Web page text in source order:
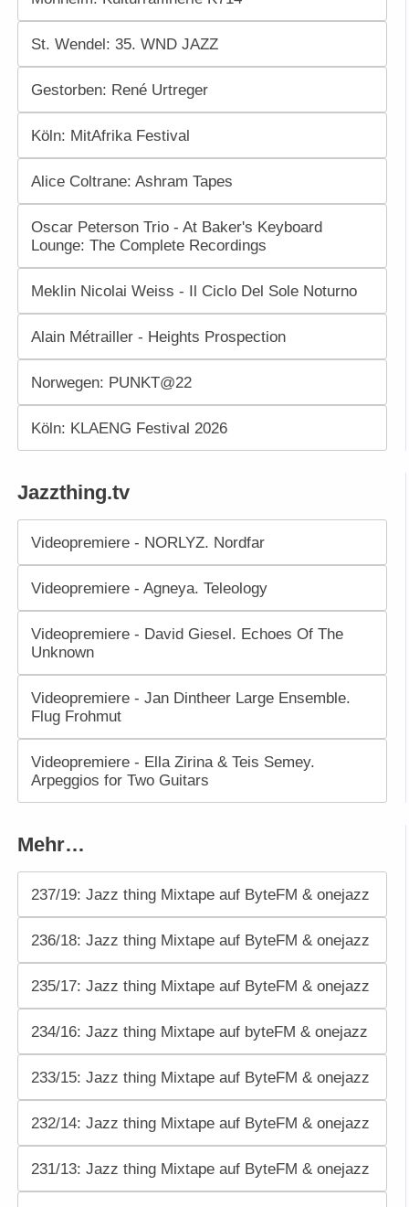
St. Wendel: 35. WND JAZZ
Gestorben: René Urtreger
Köln: MitAfrika Festival
Alice Coltrane: Ashram Tapes
Oscar Peterson Trio - At Baker's Keyboard
Lounge: The Complete Recordings
Meklin Nicolai Weiss - Il Ciclo Del Sole Noturno
Alain Métrailler - Heights Prospection
Norwegen: PUNKT@22
Köln: KLAENG Festival 2026
Jazzthing.tv
Videopremiere - NORLYZ. Nordfar
Videopremiere - Agneya. Teleology
Videopremiere - David Giesel. Echoes Of The
Unknown
Videopremiere - Jan Dintheer Large Ensemble.
Flug Frohmut
Videopremiere - Ella Zirina & Teis Semey.
Arpeggios for Two Guitars
Mehr…
237/19: Jazz thing Mixtape auf ByteFM & onejazz
236/18: Jazz thing Mixtape auf ByteFM & onejazz
235/17: Jazz thing Mixtape auf ByteFM & onejazz
234/16: Jazz thing Mixtape auf byteFM & onejazz
233/15: Jazz thing Mixtape auf ByteFM & onejazz
232/14: Jazz thing Mixtape auf ByteFM & onejazz
231/13: Jazz thing Mixtape auf ByteFM & onejazz